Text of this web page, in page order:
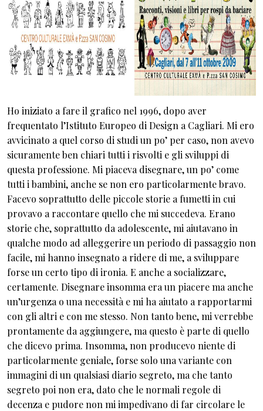
Ho iniziato a fare il grafico nel 1996, dopo aver
frequentato l’Istituto Europeo di Design a Cagliari. Mi ero
avvicinato a quel corso di studi un po’ per caso, non avevo
sicuramente ben chiari tutti i risvolti e gli sviluppi di
questa professione. Mi piaceva disegnare, un po’ come
tutti i bambini, anche se non ero particolarmente bravo.
Facevo soprattutto delle piccole storie a fumetti in cui
provavo a raccontare quello che mi succedeva. Erano
storie che, soprattutto da adolescente, mi aiutavano in
qualche modo ad alleggerire un periodo di passaggio non
facile, mi hanno insegnato a ridere di me, a sviluppare
forse un certo tipo di ironia. E anche a socializzare,
certamente. Disegnare insomma era un piacere ma anche
un’urgenza o una necessità e mi ha aiutato a rapportarmi
con gli altri e con me stesso. Non tanto bene, mi verrebbe
prontamente da aggiungere, ma questo è parte di quello
che dicevo prima. Insomma, non producevo niente di
particolarmente geniale, forse solo una variante con
immagini di un qualsiasi diario segreto, ma che tanto
segreto poi non era, dato che le normali regole di
decenza e pudore non mi impedivano di far circolare le